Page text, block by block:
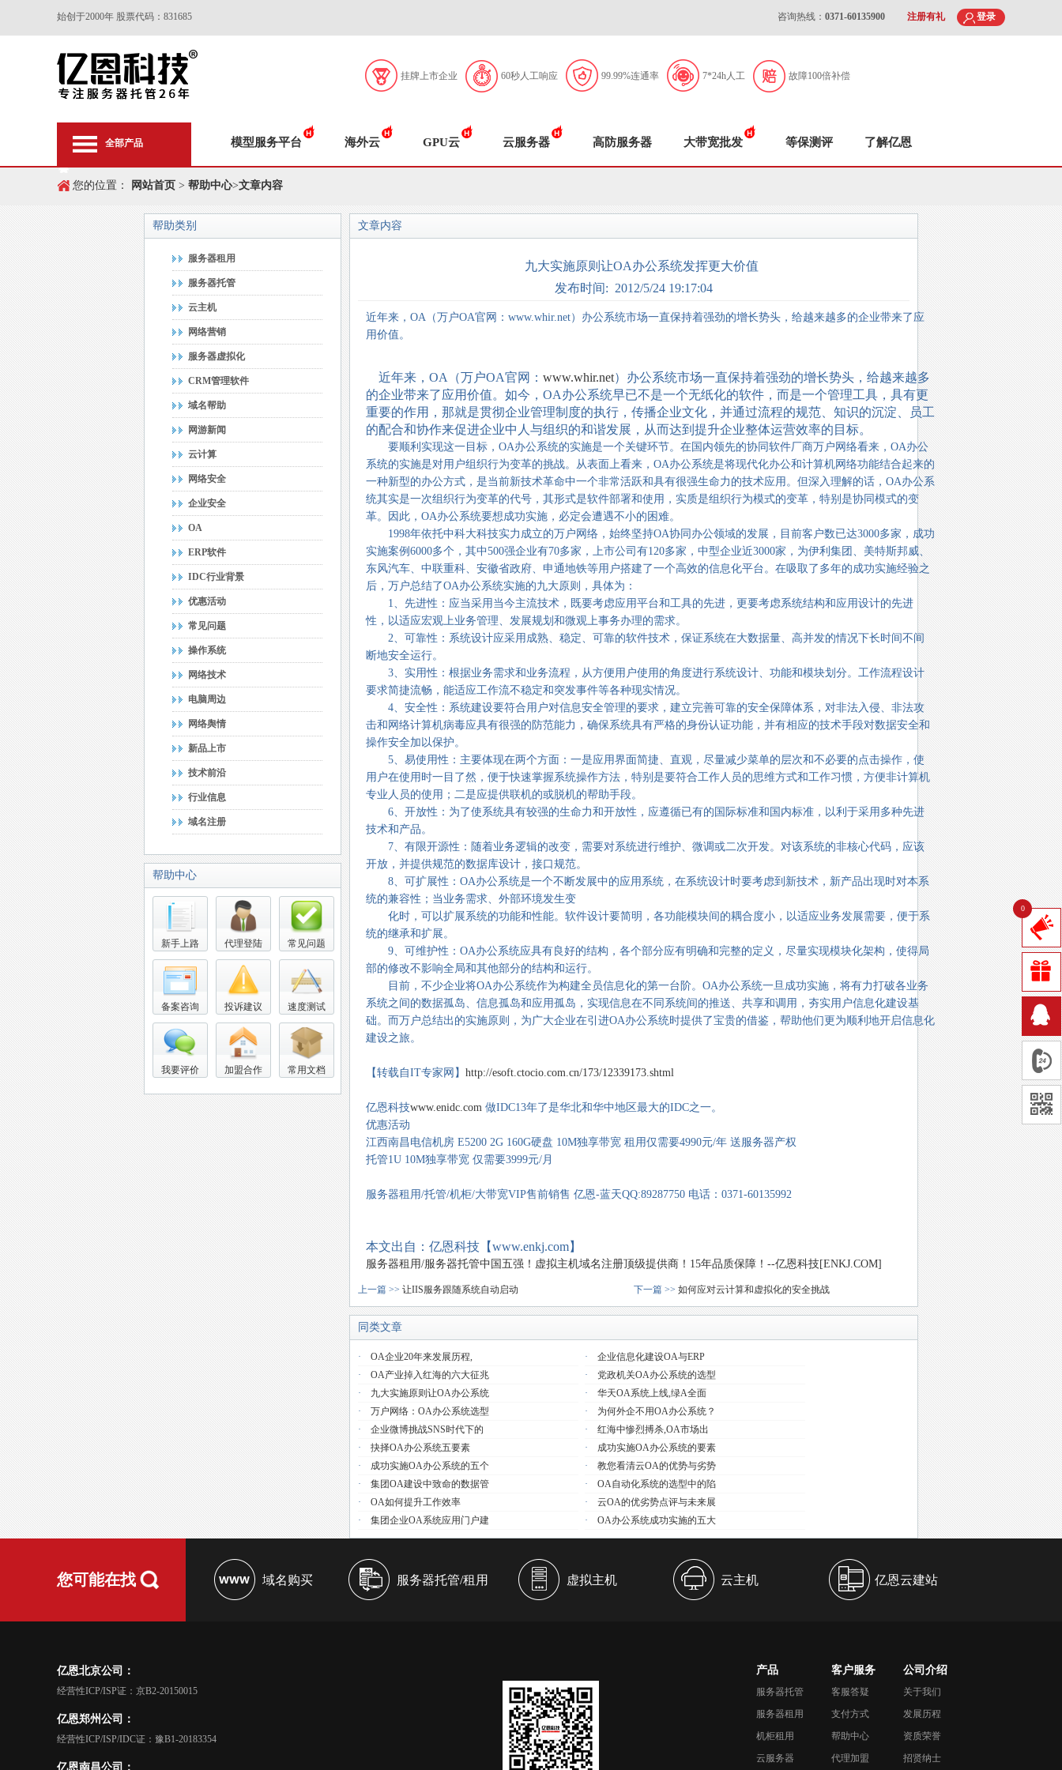
始创于2000年 股票代码：831685 咨询热线： 0371-60135900 注册有礼 登录
挂牌上市企业 60秒人工响应 99.99%连通率 7*24h人工 故障100倍补偿
全部产品 模型服务平台 海外云 GPU云 云服务器 高防服务器 大带宽批发 等保测评 了解亿恩
您的位置： 网站首页 > 帮助中心>文章内容
帮助类别
服务器租用
服务器托管
云主机
网络营销
服务器虚拟化
CRM管理软件
域名帮助
网游新闻
云计算
网络安全
企业安全
OA
ERP软件
IDC行业背景
优惠活动
常见问题
操作系统
网络技术
电脑周边
网络舆情
新品上市
技术前沿
行业信息
域名注册
帮助中心
新手上路 代理登陆 常见问题
备案咨询 投诉建议 速度测试
我要评价 加盟合作 常用文档
文章内容
九大实施原则让OA办公系统发挥更大价值
发布时间: 2012/5/24 19:17:04
近年来，OA（万户OA官网：www.whir.net）办公系统市场一直保持着强劲的增长势头，给越来越多的企业带来了应
用价值。
近年来，OA（万户OA官网： www.whir.net）办公系统市场一直保持着强劲的增长势头，给越来越多
的企业带来了应用价值。如今，OA办公系统早已不是一个无纸化的软件，而是一个管理工具，具有更
重要的作用，那就是贯彻企业管理制度的执行，传播企业文化，并通过流程的规范、知识的沉淀、员工
的配合和协作来促进企业中人与组织的和谐发展，从而达到提升企业整体运营效率的目标。
要顺利实现这一目标，OA办公系统的实施是一个关键环节。在国内领先的协同软件厂商万户网络看来，OA办公
系统的实施是对用户组织行为变革的挑战。从表面上看来，OA办公系统是将现代化办公和计算机网络功能结合起来的
一种新型的办公方式，是当前新技术革命中一个非常活跃和具有很强生命力的技术应用。但深入理解的话，OA办公系
统其实是一次组织行为变革的代号，其形式是软件部署和使用，实质是组织行为模式的变革，特别是协同模式的变
革。因此，OA办公系统要想成功实施，必定会遭遇不小的困难。
1998年依托中科大科技实力成立的万户网络，始终坚持OA协同办公领域的发展，目前客户数已达3000多家，成功
实施案例6000多个，其中500强企业有70多家，上市公司有120多家，中型企业近3000家，为伊利集团、美特斯邦威、
东风汽车、中联重科、安徽省政府、申通地铁等用户搭建了一个高效的信息化平台。在吸取了多年的成功实施经验之
后，万户总结了OA办公系统实施的九大原则，具体为：
1、先进性：应当采用当今主流技术，既要考虑应用平台和工具的先进，更要考虑系统结构和应用设计的先进
性，以适应宏观上业务管理、发展规划和微观上事务办理的需求。
2、可靠性：系统设计应采用成熟、稳定、可靠的软件技术，保证系统在大数据量、高并发的情况下长时间不间
断地安全运行。
3、实用性：根据业务需求和业务流程，从方便用户使用的角度进行系统设计、功能和模块划分。工作流程设计
要求简捷流畅，能适应工作流不稳定和突发事件等各种现实情况。
4、安全性：系统建设要符合用户对信息安全管理的要求，建立完善可靠的安全保障体系，对非法入侵、非法攻
击和网络计算机病毒应具有很强的防范能力，确保系统具有严格的身份认证功能，并有相应的技术手段对数据安全和
操作安全加以保护。
5、易使用性：主要体现在两个方面：一是应用界面简捷、直观，尽量减少菜单的层次和不必要的点击操作，使
用户在使用时一目了然，便于快速掌握系统操作方法，特别是要符合工作人员的思维方式和工作习惯，方便非计算机
专业人员的使用；二是应提供联机的或脱机的帮助手段。
6、开放性：为了使系统具有较强的生命力和开放性，应遵循已有的国际标准和国内标准，以利于采用多种先进
技术和产品。
7、有限开源性：随着业务逻辑的改变，需要对系统进行维护、微调或二次开发。对该系统的非核心代码，应该
开放，并提供规范的数据库设计，接口规范。
8、可扩展性：OA办公系统是一个不断发展中的应用系统，在系统设计时要考虑到新技术，新产品出现时对本系
统的兼容性；当业务需求、外部环境发生变
化时，可以扩展系统的功能和性能。软件设计要简明，各功能模块间的耦合度小，以适应业务发展需要，便于系
统的继承和扩展。
9、可维护性：OA办公系统应具有良好的结构，各个部分应有明确和完整的定义，尽量实现模块化架构，使得局
部的修改不影响全局和其他部分的结构和运行。
目前，不少企业将OA办公系统作为构建全员信息化的第一台阶。OA办公系统一旦成功实施，将有力打破各业务
系统之间的数据孤岛、信息孤岛和应用孤岛，实现信息在不同系统间的推送、共享和调用，夯实用户信息化建设基
础。而万户总结出的实施原则，为广大企业在引进OA办公系统时提供了宝贵的借鉴，帮助他们更为顺利地开启信息化
建设之旅。
【转载自IT专家网】 http://esoft.ctocio.com.cn/173/12339173.shtml
亿恩科技www.enidc.com 做IDC13年了是华北和华中地区最大的IDC之一。
优惠活动
江西南昌电信机房 E5200 2G 160G硬盘 10M独享带宽 租用仅需要4990元/年 送服务器产权
托管1U 10M独享带宽 仅需要3999元/月
服务器租用/托管/机柜/大带宽VIP售前销售 亿恩-蓝天QQ:89287750 电话：0371-60135992
本文出自：亿恩科技【www.enkj.com】
服务器租用/服务器托管中国五强！虚拟主机域名注册顶级提供商！15年品质保障！--亿恩科技[ENKJ.COM]
上一篇 >> 让IIS服务跟随系统自动启动 下一篇 >> 如何应对云计算和虚拟化的安全挑战
同类文章
· OA企业20年来发展历程, ·企业信息化建设OA与ERP
· OA产业掉入红海的六大征兆 · 党政机关OA办公系统的选型
· 九大实施原则让OA办公系统 ·华天OA系统上线,绿A全面
· 万户网络：OA办公系统选型 · 为何外企不用OA办公系统？
· 企业微博挑战SNS时代下的 ·红海中惨烈搏杀,OA市场出
· 抉择OA办公系统五要素 · 成功实施OA办公系统的要素
· 成功实施OA办公系统的五个 ·教您看清云OA的优势与劣势
· 集团OA建设中致命的数据管 ·OA自动化系统的选型中的陷
· OA如何提升工作效率 ·云OA的优劣势点评与未来展
· 集团企业OA系统应用门户建 ·OA办公系统成功实施的五大
您可能在找 域名购买 服务器托管/租用 虚拟主机 云主机 亿恩云建站
亿恩北京公司：
经营性ICP/ISP证：京B2-20150015
亿恩郑州公司：
经营性ICP/ISP/IDC证：豫B1-20183354
亿恩南昌公司：
产品
服务器托管
服务器租用
机柜租用
云服务器
客户服务
客服答疑
支付方式
帮助中心
代理加盟
公司介绍
关于我们
发展历程
资质荣誉
招贤纳士
0